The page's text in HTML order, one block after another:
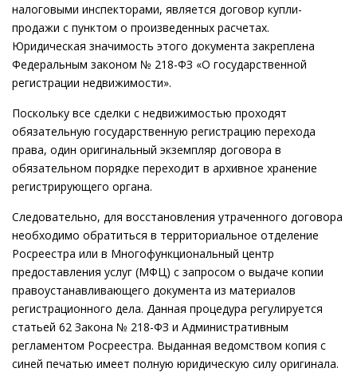
налоговыми инспекторами, является договор купли-
продажи с пунктом о произведенных расчетах.
Юридическая значимость этого документа закреплена
Федеральным законом № 218-ФЗ «О государственной
регистрации недвижимости».
Поскольку все сделки с недвижимостью проходят
обязательную государственную регистрацию перехода
права, один оригинальный экземпляр договора в
обязательном порядке переходит в архивное хранение
регистрирующего органа.
Следовательно, для восстановления утраченного договора
необходимо обратиться в территориальное отделение
Росреестра или в Многофункциональный центр
предоставления услуг (МФЦ) с запросом о выдаче копии
правоустанавливающего документа из материалов
регистрационного дела. Данная процедура регулируется
статьей 62 Закона № 218-ФЗ и Административным
регламентом Росреестра. Выданная ведомством копия с
синей печатью имеет полную юридическую силу оригинала.